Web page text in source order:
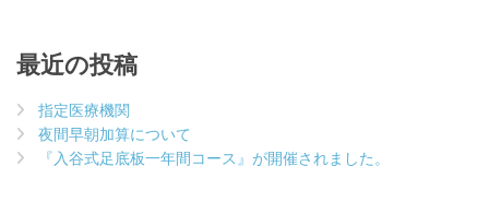
最近の投稿
指定医療機関
夜間早朝加算について
『入谷式足底板一年間コース』が開催されました。